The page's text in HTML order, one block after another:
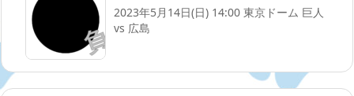
2023年5月14日(日) 14:00 東京ドーム 巨人
vs 広島